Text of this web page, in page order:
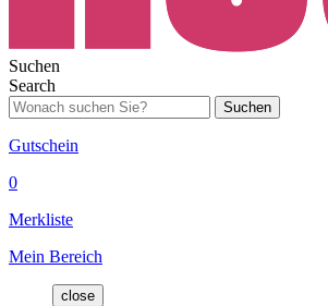
Suchen
Search
Suchen
Gutschein
0
Merkliste
Mein Bereich
close